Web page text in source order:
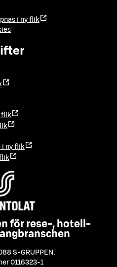
i ny flik
flik
i ny flik
för rese-, hotell-
S-GRUPPEN ,
0116323-1